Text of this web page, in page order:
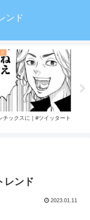
ンド
チックスに｜#ツイッタート
レンド
2023.01.11